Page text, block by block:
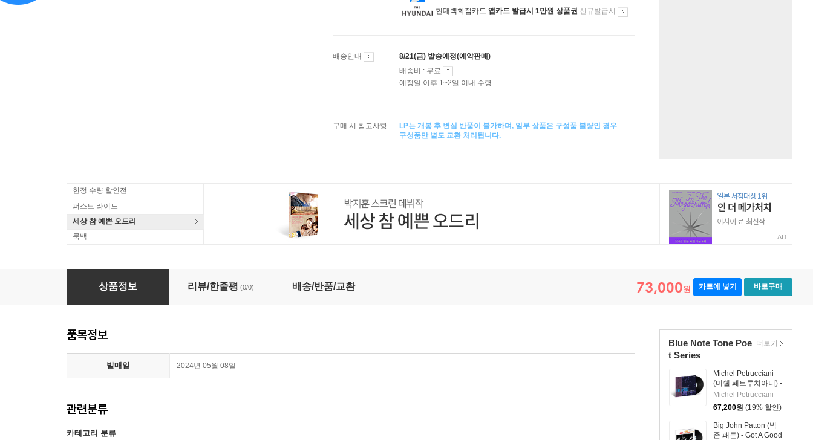
현대백화점카드 앱카드 발급시 1만원 상품권 신규발급시
배송안내
8/21(금) 발송예정(예약판매)
배송비 : 무료
예정일 이후 1~2일 이내 수령
구매 시 참고사항
LP는 개봉 후 변심 반품이 불가하며, 일부 상품은 구성품 불량인 경우
구성품만 별도 교환 처리됩니다.
한정 수량 할인전
퍼스트 라이드
세상 참 예쁜 오드리
룩백
AD
Anthony Williams (앤소니 윌리엄스) - Life Time [LP]
상품정보 리뷰/한줄평 (0/0) 배송/반품/교환 73,000원 카트에 넣기 바로구매
Blue Note Tone Poe
t Series
Michel Petrucciani
(미쉘 페트루치아니) -
Power of Three [LP]
Michel Petrucciani
67,200원 (19% 할인)
Big John Patton (빅
존 패튼) - Got A Good
더보기
품목정보
발매일 2024년 05월 08일
관련분류
카테고리 분류